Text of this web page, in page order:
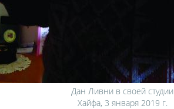
Дан Ливни в своей студии
Хайфа, 3 января 2019 г.